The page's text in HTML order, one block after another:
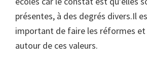
présentes, à des degrés divers.Il
important de faire les réformes
autour de ces valeurs.